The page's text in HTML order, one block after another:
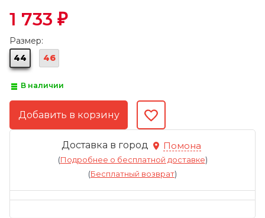
1 733 ₽
Размер:
44
46
В наличии
Доставка в город Помона
(Подробнее о бесплатной доставке)
(Бесплатный возврат)